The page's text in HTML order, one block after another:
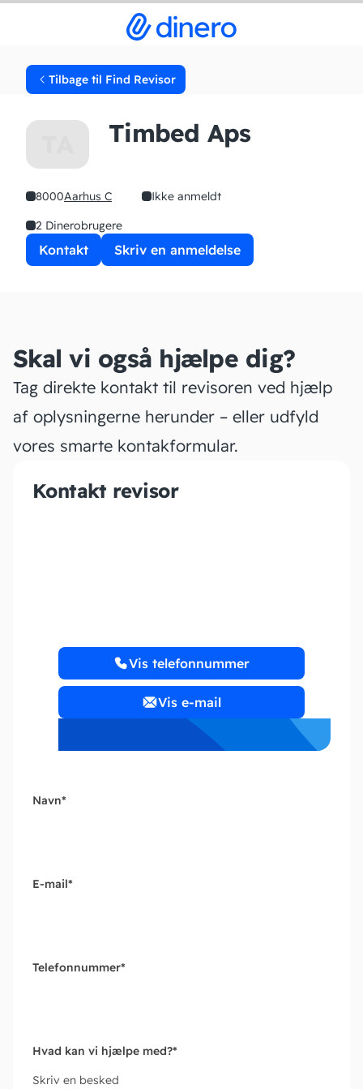
Tilbage til Find Revisor
Timbed Aps
8000Aarhus C
Ikke anmeldt
2 Dinerobrugere
Kontakt Skriv en anmeldelse
Skal vi også hjælpe dig?
Tag direkte kontakt til revisoren ved hjælp
af oplysningerne herunder – eller udfyld
vores smarte kontakformular.
Kontakt revisor
Vis telefonnummer
Vis e-mail
Navn*
E-mail*
Telefonnummer*
Hvad kan vi hjælpe med?*
Skriv en besked